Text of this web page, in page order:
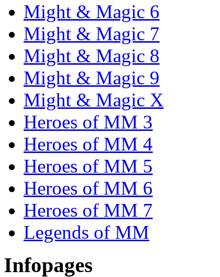
Might & Magic 6
Might & Magic 7
Might & Magic 8
Might & Magic 9
Might & Magic X
Heroes of MM 3
Heroes of MM 4
Heroes of MM 5
Heroes of MM 6
Heroes of MM 7
Legends of MM
Infopages